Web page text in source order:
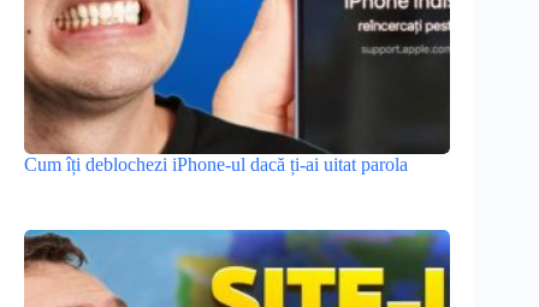
Cum îți deblochezi iPhone-ul dacă ți-ai uitat parola